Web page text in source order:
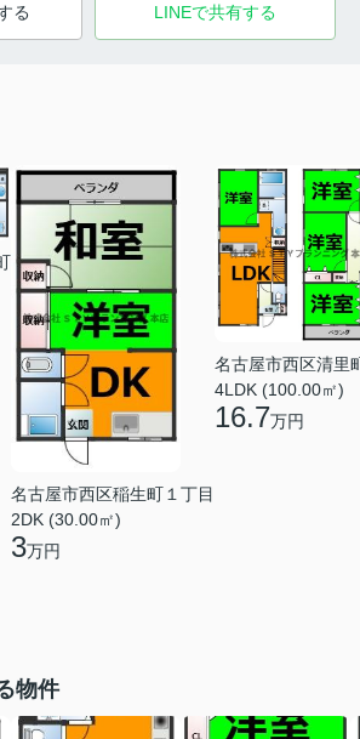
る LINEで共有する
名古屋市西区稲生町１丁目
2DK (30.00㎡)
3万円
名古屋市西区清里
4LDK (100.00㎡)
16.7万円
物件